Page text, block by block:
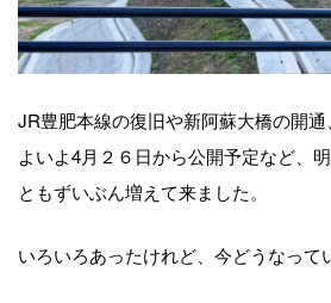
JR豊肥本線の復旧や新阿蘇大橋の開
よいよ4月２６日から公開予定など、
ともずいぶん増えて来ました。
いろいろあったけれど、今どうなって